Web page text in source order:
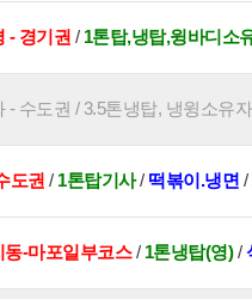
- 경기권 / 1톤탑,냉탑,윙바디소
- 수도권 / 3.5톤냉탑, 냉윙소유
도권 / 1톤탑기사/ 떡볶이.냉면 /
동-마포일부코스/ 1톤냉탑(영)/